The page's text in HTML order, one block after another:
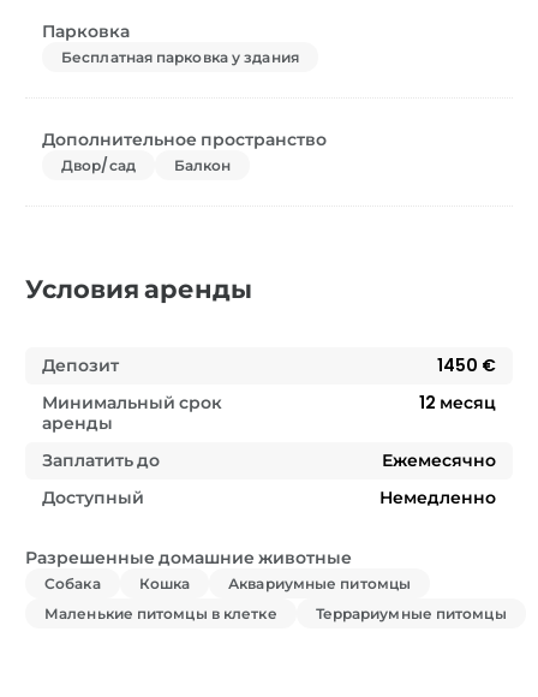
Парковка
Бесплатная парковка у здания
Дополнительное пространство
Двор/сад Балкон
Условия аренды
Депозит
1450 €
Минимальный срок
аренды
12 месяц
Заплатить до
Ежемесячно
Доступный
Немедленно
Разрешенные домашние животные
Собака Кошка
Аквариумные питомцы
Маленькие питомцы в клетке
Террариумные питомцы